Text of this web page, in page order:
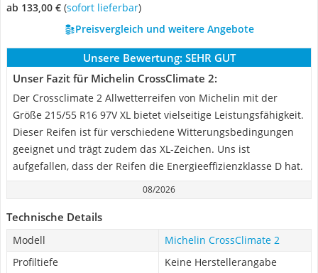
ab 133,00 € ( Sofort lieferbar)
Preisvergleich und weitere Angebote
Unsere Bewertung: SEHR GUT
Unser Fazit für Michelin CrossClimate 2:
Der Crossclimate 2 Allwetterreifen von Michelin mit der
Größe 215/55 R16 97V XL bietet vielseitige Leistungsfähigkeit.
Dieser Reifen ist für verschiedene Witterungsbedingungen
geeignet und trägt zudem das XL-Zeichen. Uns ist
aufgefallen, dass der Reifen die Energieeffizienzklasse D hat.
08/2026
Technische Details
Modell
Michelin CrossClimate 2
Profiltiefe
Keine Herstellerangabe